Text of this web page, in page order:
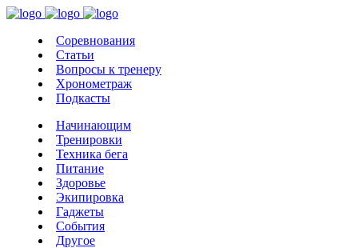
Соревнования
Статьи
Вопросы к тренеру
Хронометраж
Подкасты
Начинающим
Тренировки
Техника бега
Питание
Здоровье
Экипировка
Гаджеты
События
Другое